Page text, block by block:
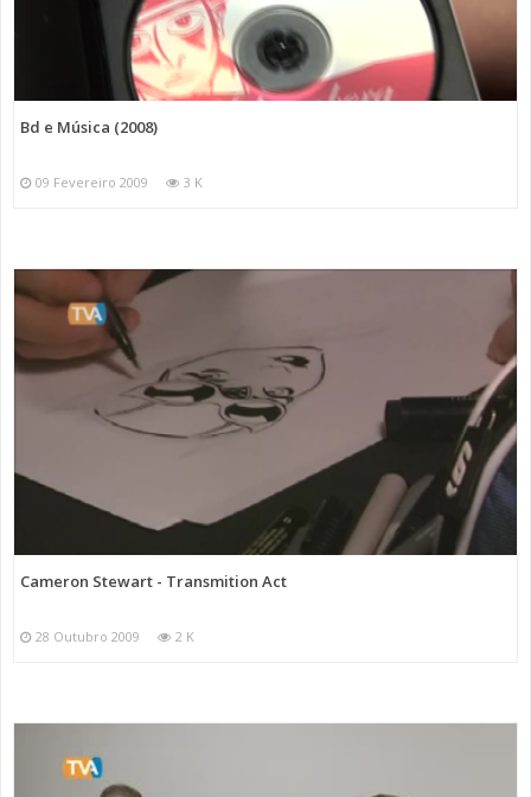
Bd e Música (2008)
09 Fevereiro 2009 3 K
Cameron Stewart - Transmition Act
28 Outubro 2009 2 K